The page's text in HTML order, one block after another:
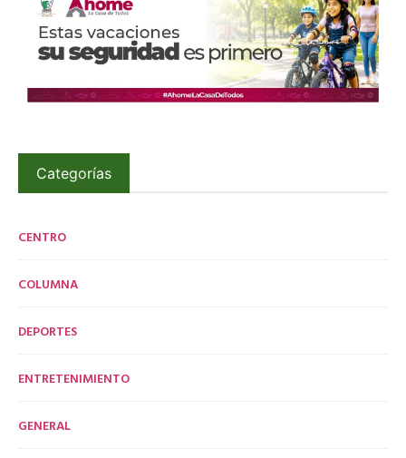
Categorías
CENTRO
COLUMNA
DEPORTES
ENTRETENIMIENTO
GENERAL